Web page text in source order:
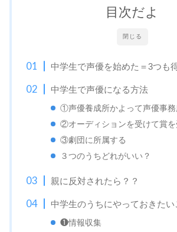
閉じる
目次だよ
中学生で声優を始めた＝3つも
中学生で声優になる方法
①声優養成所かよって声優事務
②オーディションを受けて賞を
③劇団に所属する
３つのうちどれがいい？
親に反対されたら？？
中学生のうちにやっておきたい
❶情報収集